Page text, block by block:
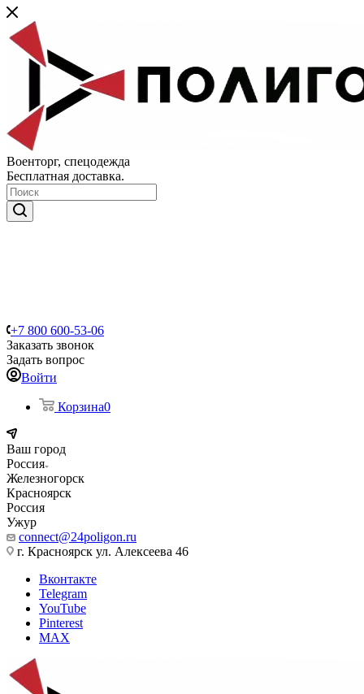
Военторг, спецодежда
Бесплатная доставка.
+7 800 600-53-06
Заказать звонок
Задать вопрос
Войти
Корзина0
Ваш город
Россия
Железногорск
Красноярск
Россия
Ужур
connect@24poligon.ru
г. Красноярск ул. Алексеева 46
Вконтакте
Telegram
YouTube
Pinterest
MAX